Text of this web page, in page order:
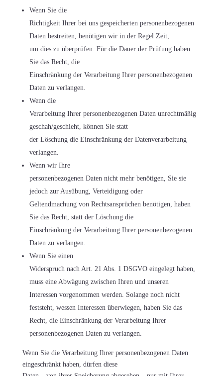
Wenn Sie die
Richtigkeit Ihrer bei uns gespeicherten personenbezogenen
Daten bestreiten, benötigen wir in der Regel Zeit,
um dies zu überprüfen. Für die Dauer der Prüfung haben
Sie das Recht, die
Einschränkung der Verarbeitung Ihrer personenbezogenen
Daten zu verlangen.
Wenn die
Verarbeitung Ihrer personenbezogenen Daten unrechtmäßig
geschah/geschieht, können Sie statt
der Löschung die Einschränkung der Datenverarbeitung
verlangen.
Wenn wir Ihre
personenbezogenen Daten nicht mehr benötigen, Sie sie
jedoch zur Ausübung, Verteidigung oder
Geltendmachung von Rechtsansprüchen benötigen, haben
Sie das Recht, statt der Löschung die
Einschränkung der Verarbeitung Ihrer personenbezogenen
Daten zu verlangen.
Wenn Sie einen
Widerspruch nach Art. 21 Abs. 1 DSGVO eingelegt haben,
muss eine Abwägung zwischen Ihren und unseren
Interessen vorgenommen werden. Solange noch nicht
feststeht, wessen Interessen überwiegen, haben Sie das
Recht, die Einschränkung der Verarbeitung Ihrer
personenbezogenen Daten zu verlangen.
Wenn Sie die Verarbeitung Ihrer personenbezogenen Daten
eingeschränkt haben, dürfen diese